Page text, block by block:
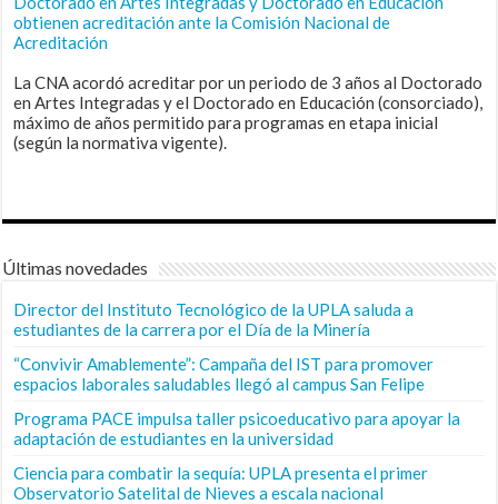
obtienen acreditación ante la Comisión Nacional de
Acreditación
La CNA acordó acreditar por un periodo de 3 años al Doctorado
en Artes Integradas y el Doctorado en Educación (consorciado),
máximo de años permitido para programas en etapa inicial
(según la normativa vigente).
Últimas novedades
Director del Instituto Tecnológico de la UPLA saluda a
estudiantes de la carrera por el Día de la Minería
“Convivir Amablemente”: Campaña del IST para promover
espacios laborales saludables llegó al campus San Felipe
Programa PACE impulsa taller psicoeducativo para apoyar la
adaptación de estudiantes en la universidad
Ciencia para combatir la sequía: UPLA presenta el primer
Observatorio Satelital de Nieves a escala nacional